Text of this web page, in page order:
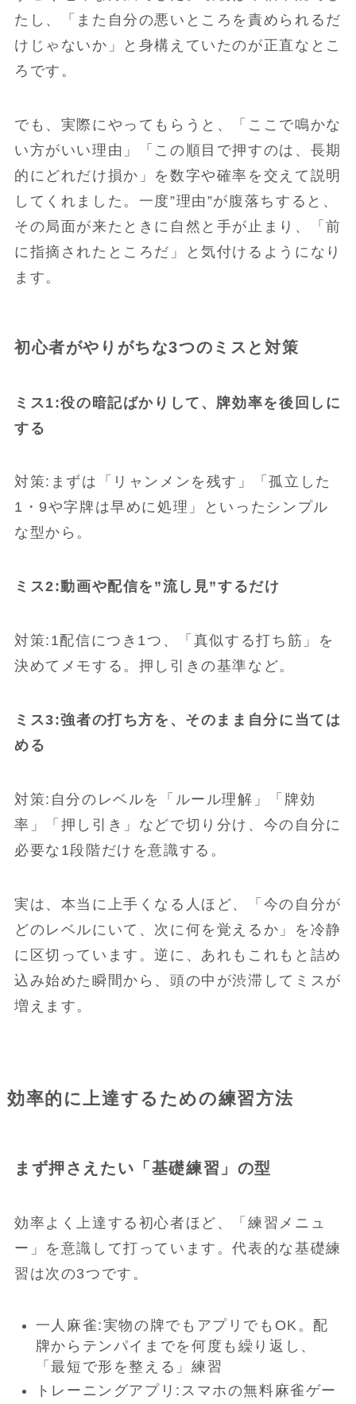
たし、「また自分の悪いところを責められるだ
けじゃないか」と身構えていたのが正直なとこ
ろです。
でも、実際にやってもらうと、「ここで鳴かな
い方がいい理由」「この順目で押すのは、長期
的にどれだけ損か」を数字や確率を交えて説明
してくれました。一度”理由”が腹落ちすると、
その局面が来たときに自然と手が止まり、「前
に指摘されたところだ」と気付けるようになり
ます。
初心者がやりがちな3つのミスと対策
ミス1:役の暗記ばかりして、牌効率を後回しに
する
対策:まずは「リャンメンを残す」「孤立した
1・9や字牌は早めに処理」といったシンプル
な型から。
ミス2:動画や配信を”流し見”するだけ
対策:1配信につき1つ、「真似する打ち筋」を
決めてメモする。押し引きの基準など。
ミス3:強者の打ち方を、そのまま自分に当ては
める
対策:自分のレベルを「ルール理解」「牌効
率」「押し引き」などで切り分け、今の自分に
必要な1段階だけを意識する。
実は、本当に上手くなる人ほど、「今の自分が
どのレベルにいて、次に何を覚えるか」を冷静
に区切っています。逆に、あれもこれもと詰め
込み始めた瞬間から、頭の中が渋滞してミスが
増えます。
効率的に上達するための練習方法
まず押さえたい「基礎練習」の型
効率よく上達する初心者ほど、「練習メニュ
ー」を意識して打っています。代表的な基礎練
習は次の3つです。
一人麻雀:実物の牌でもアプリでもOK。配
牌からテンパイまでを何度も繰り返し、
「最短で形を整える」練習
トレーニングアプリ:スマホの無料麻雀ゲー